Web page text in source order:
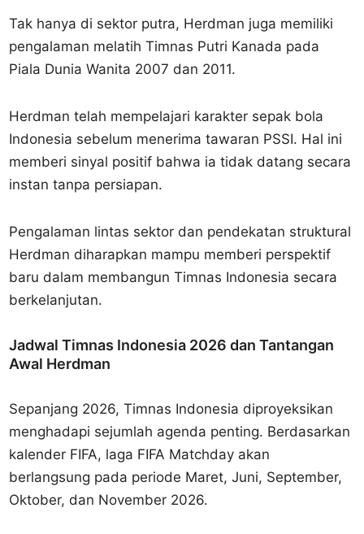
Tak hanya di sektor putra, Herdman juga memiliki
pengalaman melatih Timnas Putri Kanada pada
Piala Dunia Wanita 2007 dan 2011.
Herdman telah mempelajari karakter sepak bola
Indonesia sebelum menerima tawaran PSSI. Hal ini
memberi sinyal positif bahwa ia tidak datang secara
instan tanpa persiapan.
Pengalaman lintas sektor dan pendekatan struktural
Herdman diharapkan mampu memberi perspektif
baru dalam membangun Timnas Indonesia secara
berkelanjutan.
Jadwal Timnas Indonesia 2026 dan Tantangan
Awal Herdman
Sepanjang 2026, Timnas Indonesia diproyeksikan
menghadapi sejumlah agenda penting. Berdasarkan
kalender FIFA, laga FIFA Matchday akan
berlangsung pada periode Maret, Juni, September,
Oktober, dan November 2026.